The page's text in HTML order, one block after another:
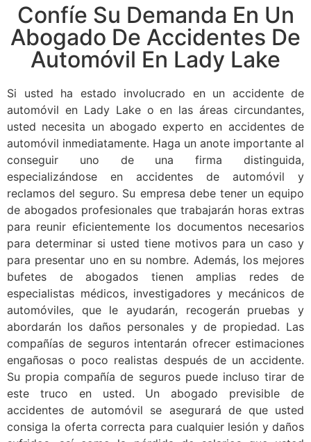
Confíe Su Demanda En Un
Abogado De Accidentes De
Automóvil En Lady Lake
Si usted ha estado involucrado en un accidente de
automóvil en Lady Lake o en las áreas circundantes,
usted necesita un abogado experto en accidentes de
automóvil inmediatamente. Haga un anote importante al
conseguir uno de una firma distinguida,
especializándose en accidentes de automóvil y
reclamos del seguro. Su empresa debe tener un equipo
de abogados profesionales que trabajarán horas extras
para reunir eficientemente los documentos necesarios
para determinar si usted tiene motivos para un caso y
para presentar uno en su nombre. Además, los mejores
bufetes de abogados tienen amplias redes de
especialistas médicos, investigadores y mecánicos de
automóviles, que le ayudarán, recogerán pruebas y
abordarán los daños personales y de propiedad. Las
compañías de seguros intentarán ofrecer estimaciones
engañosas o poco realistas después de un accidente.
Su propia compañía de seguros puede incluso tirar de
este truco en usted. Un abogado previsible de
accidentes de automóvil se asegurará de que usted
consiga la oferta correcta para cualquier lesión y daños